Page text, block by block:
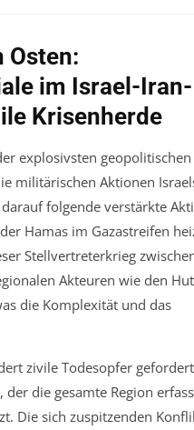
Osten:
im Israel-Iran-
Krisenherde
explosivsten geopolitischen
militärischen Aktionen
folgende verstärkte
Hamas im Gazastreifen
Stellvertreterkrieg
Akteuren wie den
die Komplexität und das
zivile Todesopfer
die gesamte Region
Die sich zuspitzenden